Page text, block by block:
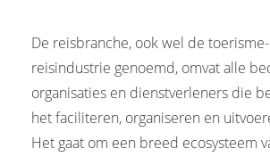
De reisbranche, ook wel de
reisindustrie genoemd, omvat alle
organisaties en dienstverleners die
het faciliteren, organiseren en
Het gaat om een breed ecosysteem